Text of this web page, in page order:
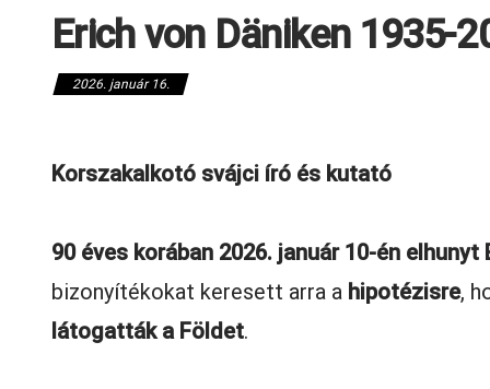
Erich von Däniken 1935-
2026. január 16.
Korszakalkotó svájci író és kutató
90 éves korában 2026. január 10-én elhunyt
bizonyítékokat keresett arra a hipotézisre,
látogatták a Földet.